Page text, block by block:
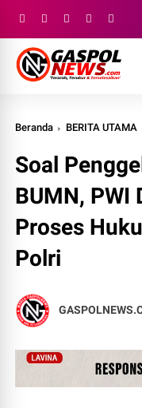
Beranda BERITA UTAMA
Soal
BUMN, PWI
Proses
Polri